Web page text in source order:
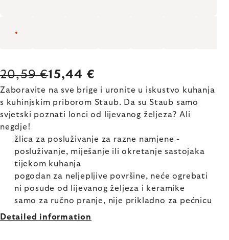
20,59 €15,44 €
Zaboravite na sve brige i uronite u iskustvo kuhanja
s kuhinjskim priborom Staub. Da su Staub samo
svjetski poznati lonci od lijevanog željeza? Ali
negdje!
žlica za posluživanje za razne namjene -
posluživanje, miješanje ili okretanje sastojaka
tijekom kuhanja
pogodan za neljepljive površine, neće ogrebati
ni posuđe od lijevanog željeza i keramike
samo za ručno pranje, nije prikladno za pećnicu
Detailed information